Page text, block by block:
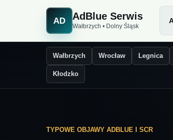
AD AdBlue Serwis
Wałbrzych • Dolny Śląsk
Wałbrzych Wrocław Legnica
Kłodzko
TYPOWE OBJAWY ADBLUE I SCR